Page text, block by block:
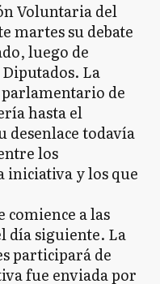
Voluntaria del
martes su debate
luego de
La
de
hasta el
desenlace todavía
los
iniciativa y los que
comience a las
día siguiente. La
participará de
fue enviada por